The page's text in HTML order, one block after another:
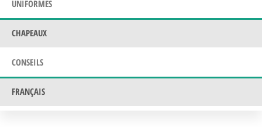
UNIFORMES
CHAPEAUX
CONSEILS
FRANÇAIS